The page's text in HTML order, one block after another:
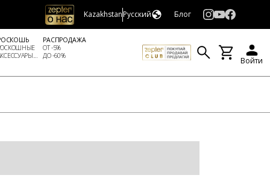
KazakhstanРусский Блог
РАСПРОДАЖА
ОТ -5%
ДО -60%
Войти